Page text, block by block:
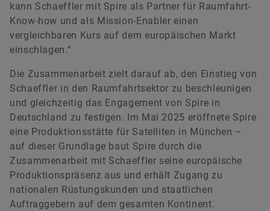
kann Schaeffler mit Spire als Partner für Raumfahrt-
Know-how und als Mission-Enabler einen
vergleichbaren Kurs auf dem europäischen Markt
einschlagen.“
Die Zusammenarbeit zielt darauf ab, den Einstieg von
Schaeffler in den Raumfahrtsektor zu beschleunigen
und gleichzeitig das Engagement von Spire in
Deutschland zu festigen. Im Mai 2025 eröffnete Spire
eine Produktionsstätte für Satelliten in München –
auf dieser Grundlage baut Spire durch die
Zusammenarbeit mit Schaeffler seine europäische
Produktionspräsenz aus und erhält Zugang zu
nationalen Rüstungskunden und staatlichen
Auftraggebern auf dem gesamten Kontinent.